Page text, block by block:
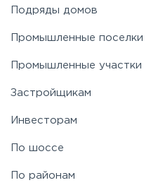
Подряды домов
Промышленные поселки
Промышленные участки
Застройщикам
Инвесторам
По шоссе
По районам